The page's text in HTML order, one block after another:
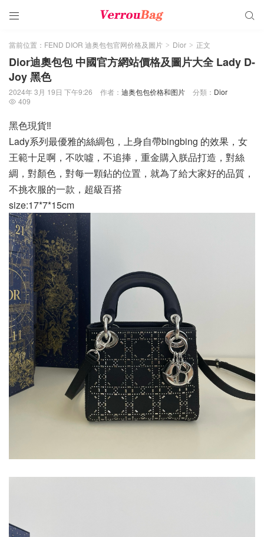
 
當前位置： FEND DIOR 迪奥包包官网价格及圖片 > Dior > 正文
Dior迪奧包包 中國官方網站價格及圖片大全 Lady D-
Joy 黑色
2024年 3月 19日 下午9:26 作者： 迪奥包包价格和图片 分類： Dior
 409
黑色現貨‼️
Lady系列最優雅的絲綢包，上身自帶bingbing 的效果，女
王範十足啊，不吹噓，不追捧，重金購入朕品打造，對絲
綢，對顏色，對每一顆鉆的位置，就為了給大家好的品質，
不挑衣服的一款，超級百搭
size:17*7*15cm